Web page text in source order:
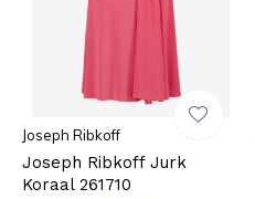
Joseph Ribkoff
Joseph Ribkoff Jurk
Koraal 261710